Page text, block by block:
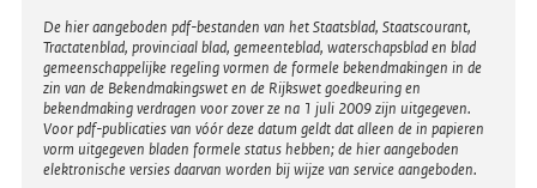
Disclaimer
De hier aangeboden pdf-bestanden van het Staatsblad, Staatscourant,
Tractatenblad, provinciaal blad, gemeenteblad, waterschapsblad en blad
gemeenschappelijke regeling vormen de formele bekendmakingen in de
zin van de Bekendmakingswet en de Rijkswet goedkeuring en
bekendmaking verdragen voor zover ze na 1 juli 2009 zijn uitgegeven.
Voor pdf-publicaties van vóór deze datum geldt dat alleen de in papieren
vorm uitgegeven bladen formele status hebben; de hier aangeboden
elektronische versies daarvan worden bij wijze van service aangeboden.